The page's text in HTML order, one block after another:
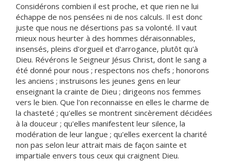
Considérons combien il est proche, et que rien ne lui
échappe de nos pensées ni de nos calculs. Il est donc
juste que nous ne désertions pas sa volonté. Il vaut
mieux nous heurter à des hommes déraisonnables,
insensés, pleins d'orgueil et d'arrogance, plutôt qu'à
Dieu. Révérons le Seigneur Jésus Christ, dont le sang a
été donné pour nous ; respectons nos chefs ; honorons
les anciens ; instruisons les jeunes gens en leur
enseignant la crainte de Dieu ; dirigeons nos femmes
vers le bien. Que l'on reconnaisse en elles le charme de
la chasteté ; qu'elles se montrent sincèrement décidées
à la douceur ; qu'elles manifestent leur silence, la
modération de leur langue ; qu'elles exercent la charité
non pas selon leur attrait mais de façon sainte et
impartiale envers tous ceux qui craignent Dieu.